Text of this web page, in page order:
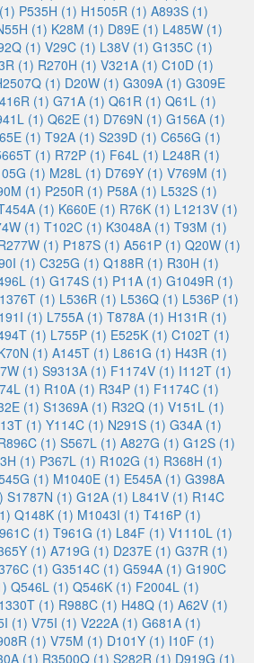
P535H (1) H1505R (1) A893S (1)
(1) K28M (1) D89E (1) L485W (1)
(1) V29C (1) L38V (1) G135C (1)
(1) R270H (1) V321A (1) C10D (1)
(1) D20W (1) G309A (1) G309E
(1) G71A (1) Q61R (1) Q61L (1)
(1) Q62E (1) D769N (1) G156A (1)
(1) T92A (1) S239D (1) C656G (1)
(1) R72P (1) F64L (1) L248R (1)
(1) M28L (1) D769Y (1) V769M (1)
(1) P250R (1) P58A (1) L532S (1)
(1) K660E (1) R76K (1) L1213V (1)
(1) T102C (1) K3048A (1) T93M (1)
(1) P187S (1) A561P (1) Q20W (1)
(1) C325G (1) Q188R (1) R30H (1)
(1) G174S (1) P11A (1) G1049R (1)
(1) L536R (1) L536Q (1) L536P (1)
(1) L755A (1) T878A (1) H131R (1)
(1) L755P (1) E525K (1) C102T (1)
(1) A145T (1) L861G (1) H43R (1)
(1) S9313A (1) F1174V (1) I112T (1)
(1) R10A (1) R34P (1) F1174C (1)
(1) S1369A (1) R32Q (1) V151L (1)
(1) Y114C (1) N291S (1) G34A (1)
(1) S567L (1) A827G (1) G12S (1)
(1) P367L (1) R102G (1) R368H (1)
(1) M1040E (1) E545A (1) G398A
S1787N (1) G12A (1) L841V (1) R14C
Q148K (1) M1043I (1) T416P (1)
(1) T961G (1) L84F (1) V1110L (1)
(1) A719G (1) D237E (1) G37R (1)
(1) G3514C (1) G594A (1) G190C
Q546L (1) Q546K (1) F2004L (1)
(1) R988C (1) H48Q (1) A62V (1)
(1) V75I (1) V222A (1) G681A (1)
(1) V75M (1) D101Y (1) I10F (1)
(1) R3500Q (1) S282R (1) D919G (1)